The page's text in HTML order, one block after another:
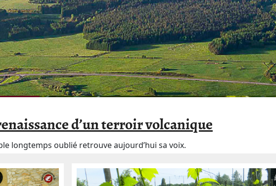
d’un terroir volcanique
longtemps oublié retrouve aujourd’hui sa voix.